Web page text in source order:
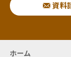
資料
ホーム